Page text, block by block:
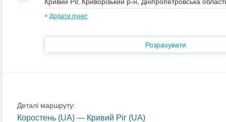
+ Додати пункт
Розрахувати
Деталі маршруту:
Коростень (UA) — Кривий Ріг (UA)